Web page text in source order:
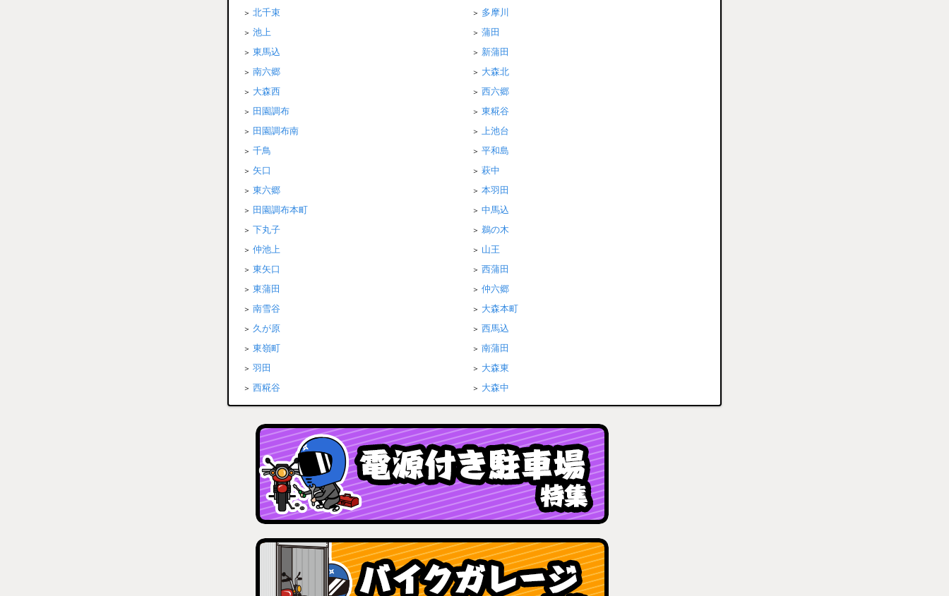
北千束
多摩川
池上
蒲田
東馬込
新蒲田
南六郷
大森北
大森西
西六郷
田園調布
東糀谷
田園調布南
上池台
千鳥
平和島
矢口
萩中
東六郷
本羽田
田園調布本町
中馬込
下丸子
鵜の木
仲池上
山王
東矢口
西蒲田
東蒲田
仲六郷
南雪谷
大森本町
久が原
西馬込
東嶺町
南蒲田
羽田
大森東
西糀谷
大森中